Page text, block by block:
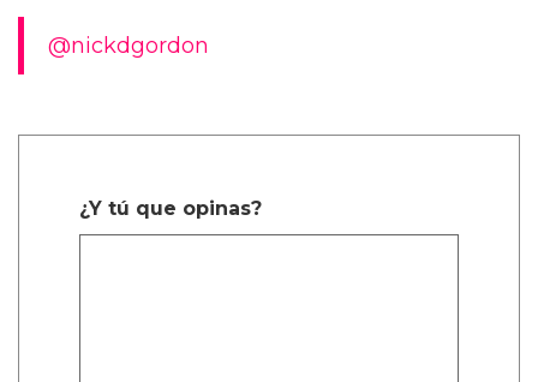
@nickdgordon
¿Y tú que opinas?